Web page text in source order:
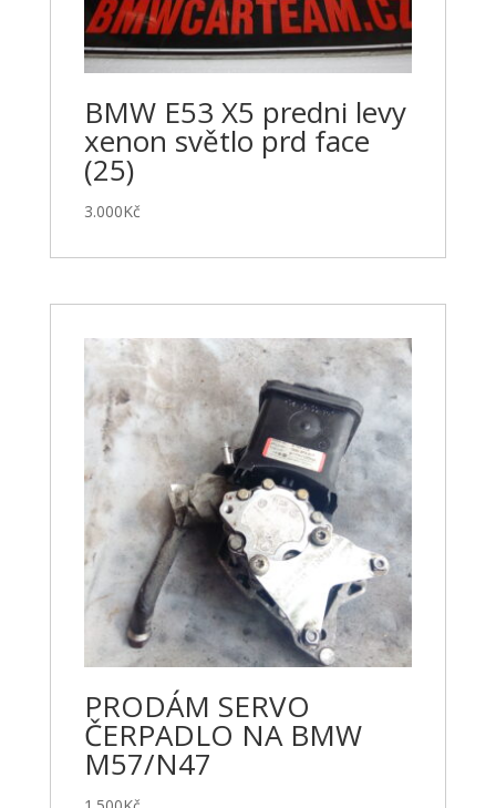
BMW E53 X5 predni levy
xenon světlo prd face
(25)
3.000Kč
PRODÁM SERVO
ČERPADLO NA BMW
M57/N47